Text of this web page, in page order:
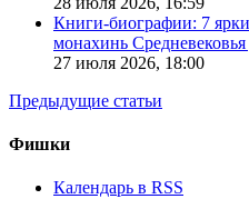
Книги-биографии: 7
монахинь
27 июля 2026, 18:00
Предыдущие статьи
Фишки
Календарь в RSS